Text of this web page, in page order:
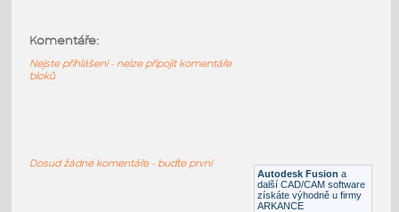
F3D Ocel
F3D Ocel
Autodesk Fusion a
další CAD/CAM software
získáte výhodně u firmy
ARKANCE
Komentáře:
Nejste přihlášeni - nelze připojit komentáře
bloků
Dosud žádné komentáře - buďte první